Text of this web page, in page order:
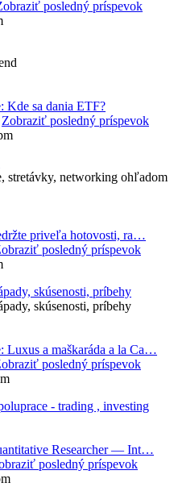
posledný príspevok
Kde sa dania ETF?
Zobraziť posledný príspevok
stretávky, networking ohľadom
priveľa hotovosti, ra…
posledný príspevok
skúsenosti, príbehy
skúsenosti, príbehy
Luxus a maškaráda a la Ca…
posledný príspevok
- trading , investing
Researcher — Int…
posledný príspevok